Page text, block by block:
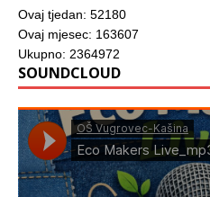
Ovaj tjedan: 52180
Ovaj mjesec: 163607
Ukupno: 2364972
SOUNDCLOUD